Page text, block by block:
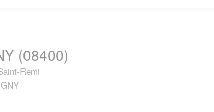
(08400)
Remi